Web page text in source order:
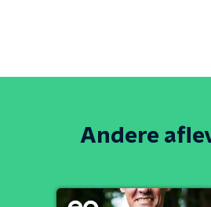
Andere